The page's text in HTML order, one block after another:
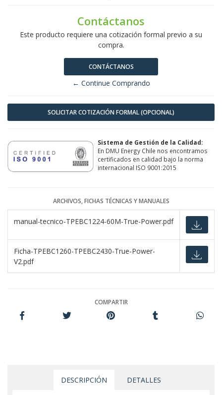
Contáctanos
Este producto requiere una cotización formal previo a su
compra.
CONTÁCTANOS
← Continue Comprando
SOLICITAR COTIZACIÓN FORMAL (OPCIONAL)
Sistema de Gestión de la Calidad:
En DMU Energy Chile nos encontramos
certificados en calidad bajo la norma
internacional ISO 9001:2015
ARCHIVOS, FICHAS TÉCNICAS Y MANUALES
manual-tecnico-TPEBC1224-60M-True-Power.pdf
Ficha-TPEBC1260-TPEBC2430-True-Power-
V2.pdf
COMPARTIR
DESCRIPCIÓN DETALLES